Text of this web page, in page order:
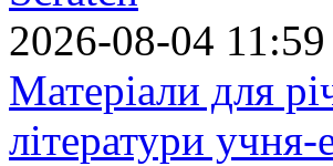
2026-08-04 11:59
Матеріали для
літератури